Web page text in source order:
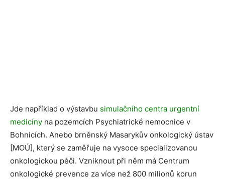
Jde například o výstavbu simulačního centra urgentní
medicíny na pozemcích Psychiatrické nemocnice v
Bohnicích. Anebo brněnský Masarykův onkologický ústav
[MOÚ], který se zaměřuje na vysoce specializovanou
onkologickou péči. Vzniknout při něm má Centrum
onkologické prevence za více než 800 milionů korun